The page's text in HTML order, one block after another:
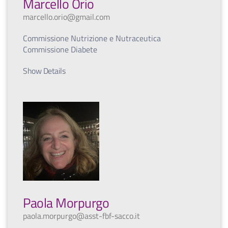
marcello.orio@gmail.com
Commissione Nutrizione e Nutraceutica
Commissione Diabete
Show Details
Paola Morpurgo
paola.morpurgo@asst-fbf-sacco.it